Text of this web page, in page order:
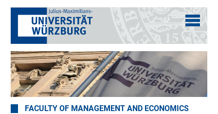
FACULTY OF MANAGEMENT AND ECONOMICS